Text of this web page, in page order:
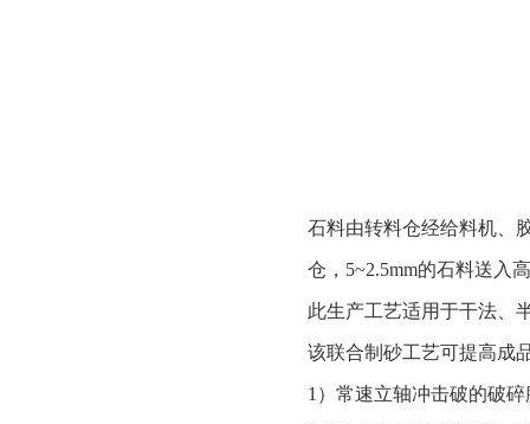
石料由转料仓经给料机、
仓，5~2.5mm的石料送入
此生产工艺适用于干法、
该联合制砂工艺可提高成
1）常速立轴冲击破的破